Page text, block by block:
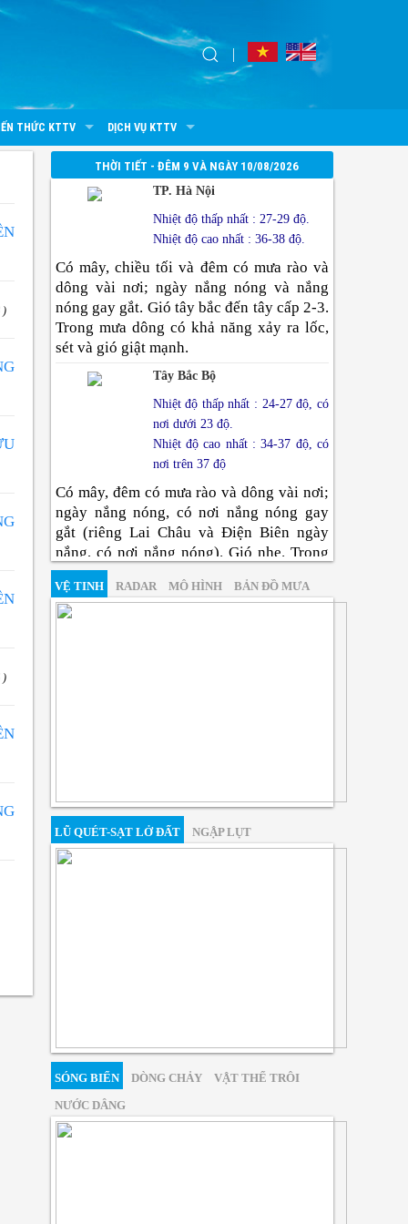
THỨC KTTV DỊCH VỤ KTTV
)
)
THỜI TIẾT - ĐÊM 9 VÀ NGÀY 10/08/2026
TP. Hà Nội
Nhiệt độ thấp nhất : 27-29 độ.
Nhiệt độ cao nhất : 36-38 độ.
Có mây, chiều tối và đêm có mưa rào và
dông vài nơi; ngày nắng nóng và nắng
nóng gay gắt. Gió tây bắc đến tây cấp 2-3.
Trong mưa dông có khả năng xảy ra lốc,
sét và gió giật mạnh.
Tây Bắc Bộ
Nhiệt độ thấp nhất : 24-27 độ, có
nơi dưới 23 độ.
Nhiệt độ cao nhất : 34-37 độ, có
nơi trên 37 độ
Có mây, đêm có mưa rào và dông vài nơi;
ngày nắng nóng, có nơi nắng nóng gay
gắt (riêng Lai Châu và Điện Biên ngày
nắng, có nơi nắng nóng). Gió nhẹ. Trong
mưa dông có khả năng xảy ra lốc, sét, mưa
đá và gió giật mạnh.
và gió giật mạnh.
Thanh Hóa Đến Huế
Nhiệt độ thấp nhất : 26-29 độ.
Nhiệt độ cao nhất : Phía Bắc 35-
Nam 32-35 độ.
VỆ TINH RADAR MÔ HÌNH BẢN ĐỒ MƯA
LŨ QUÉT-SẠT LỞ ĐẤT NGẬP LỤT
SÓNG BIỂN DÒNG CHẢY
VẬT THỂ TRÔI
NƯỚC DÂNG